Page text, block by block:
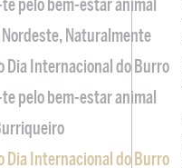
pelo bem-estar animal
Naturalmente
o Dia Internacional do Burro
pelo bem-estar animal
o Dia Internacional do Burro